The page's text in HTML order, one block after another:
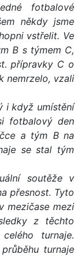
fotbalové
někdy jsme
vstřelit. Ve
B s týmem C,
přípravky C o
nemrzelo, vzali
i když umístění
fotbalový den
a tým B na
se stal tým
soutěže v
přesnost. Tyto
mezičase mezi
z těchto
turnaje.
turnaje